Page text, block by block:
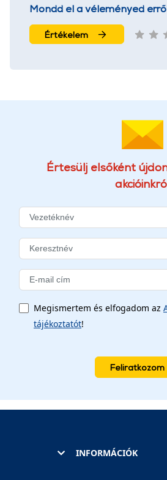
Mondd el a véleményed
Értékelem
Értesülj elsőként
Megismertem és elfogadom az
tájékoztatót!
Feliratkozom
INFORMÁCIÓK